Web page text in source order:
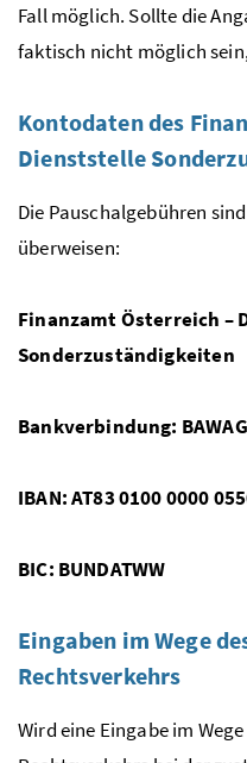
Fall möglich. Sollte die
faktisch nicht möglich
Kontodaten des
Dienststelle
Die Pauschalgebühren
überweisen:
Finanzamt Österreich –
Sonderzuständigkeiten
Bankverbindung: BAWAG
IBAN: AT83 0100 0000
BIC: BUNDATWW
Eingaben im Wege
Rechtsverkehrs
Wird eine Eingabe im